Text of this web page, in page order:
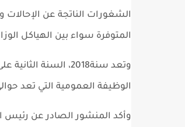
الشغورات الناتجة عن الإحالات
المتوفرة سواء بين الهياكل
وتعد سنة2018،
الوظيفة العمومية التي تعد حوالي 650 ألف موظف وعون